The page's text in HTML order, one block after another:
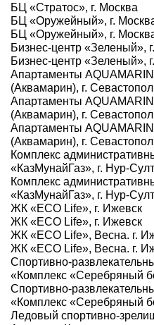
БЦ «Стратос», г. Москва
БЦ «Оружейный», г.
БЦ «Оружейный», г.
Бизнес-центр «Зеленый»,
Бизнес-центр «Зеленый»,
Апартаменты
(Аквамарин), г.
Апартаменты
(Аквамарин), г.
Апартаменты
(Аквамарин), г.
Комплекс
«КазМунайГаз», г. Нур-
Комплекс
«КазМунайГаз», г. Нур-
ЖК «ECO Life», г. Ижевск
ЖК «ECO Life», г. Ижевск
ЖК «ECO Life», Весна. г.
ЖК «ECO Life», Весна. г.
Спортивно-
«Комплекс «Серебряный
Спортивно-
«Комплекс «Серебряный
Ледовый спортивно-